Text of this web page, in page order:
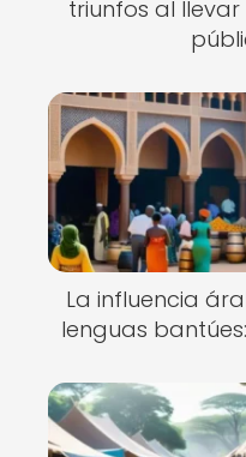
triunfos al
La influencia
lenguas